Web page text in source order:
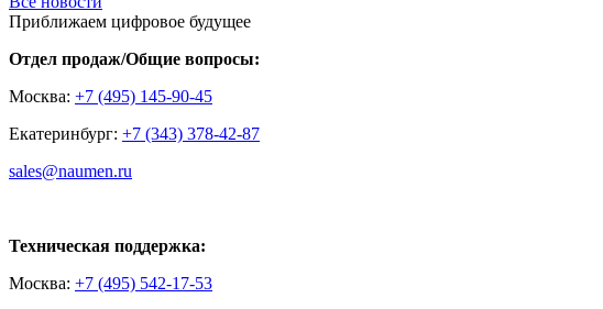
Приближаем цифровое будущее
Отдел продаж/Общие вопросы:
Москва: +7 (495) 145-90-45
Екатеринбург: +7 (343) 378-42-87
sales@naumen.ru
Техническая поддержка:
Москва: +7 (495) 542-17-53